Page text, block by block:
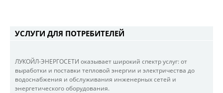
УСЛУГИ ДЛЯ ПОТРЕБИТЕЛЕЙ
ЛУКОЙЛ-ЭНЕРГОСЕТИ оказывает широкий спектр услуг: от
выработки и поставки тепловой энергии и электричества до
водоснабжения и обслуживания инженерных сетей и
энергетического оборудования.